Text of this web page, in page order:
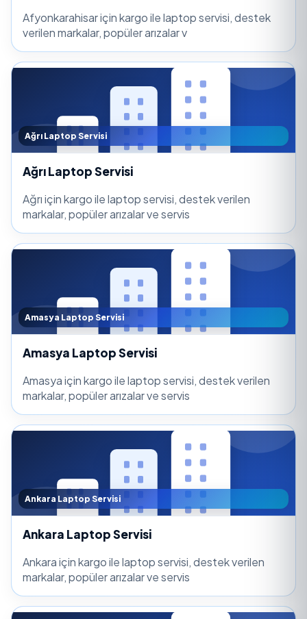
Afyonkarahisar için kargo ile laptop servisi, destek
verilen markalar, popüler arızalar v
Ağrı Laptop Servisi
Ağrı Laptop Servisi
Ağrı için kargo ile laptop servisi, destek verilen
markalar, popüler arızalar ve servis
Amasya Laptop Servisi
Amasya Laptop Servisi
Amasya için kargo ile laptop servisi, destek verilen
markalar, popüler arızalar ve servis
Ankara Laptop Servisi
Ankara Laptop Servisi
Ankara için kargo ile laptop servisi, destek verilen
markalar, popüler arızalar ve servis